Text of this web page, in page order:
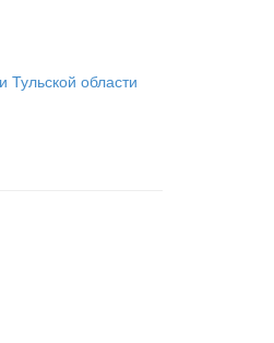
Тульской области